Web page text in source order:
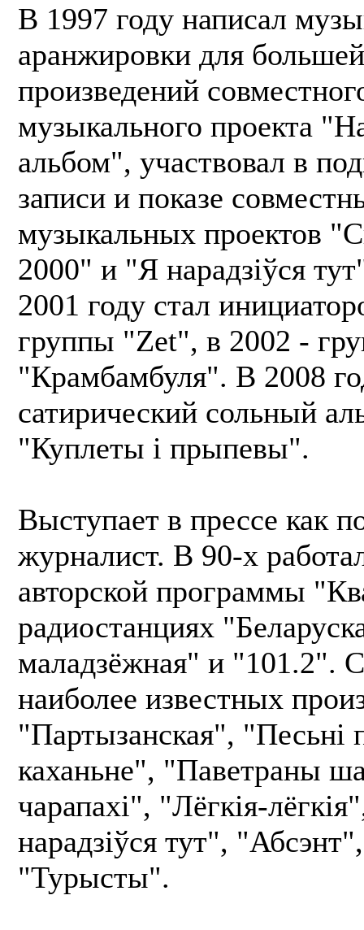
В 1997 году написал
аранжировки для
произведений
музыкального проекта
альбом", участвовал в
записи и показе
музыкальных проектов
2000" и "Я нарадзіўся
2001 году стал
группы "Zet", в 2002 -
"Крамбамбуля". В 2008
сатирический сольный
"Куплеты і прыпевы".
Выступает в прессе как
журналист. В 90-х
авторской программы
радиостанциях
маладзёжная" и "101.2".
наиболее известных
"Партызанская", "Песьні
каханьне", "Паветраны
чарапахі", "Лёгкія-
нарадзіўся тут",
"Турысты".